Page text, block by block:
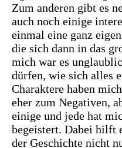
Zum anderen gibt es
auch noch einige
einmal eine ganz
die sich dann in das
mich war es
dürfen, wie sich alles
Charaktere haben
eher zum Negativen,
einige und jede hat
begeistert. Dabei hilft
der Geschichte nicht